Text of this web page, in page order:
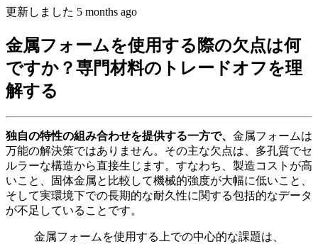
更新しました 5 months ago
金属フォームを使用する際の欠点は何
ですか？専門材料のトレードオフを理
解する
独自の特性の組み合わせを提供する一方で、 金属フォームは
万能の解決策ではありません。その主な欠点は、多孔質でセ
ルラーな構造から直接生じます。すなわち、製造コストが高
いこと、固体金属と比較して機械的強度が大幅に低いこと、
そして実環境下での長期的な耐久性に関する包括的なデータ
が不足していることです。
金属フォームを使用する上での中心的な課題は、